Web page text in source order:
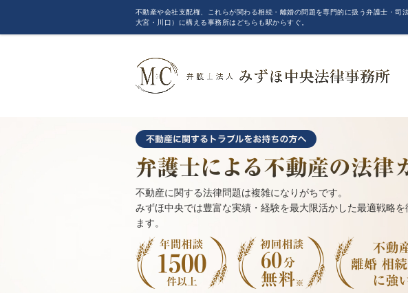
不動産や会社支配権、これらが関わる相続・離婚の問題を専門的に扱う弁護士・
大宮・川口）に構える事務所はどちらも駅からすぐ。
不動産に関する法律問題は複雑になりがちです。
みずほ中央では豊富な実績・経験を最大限活かした最適戦略
ます。